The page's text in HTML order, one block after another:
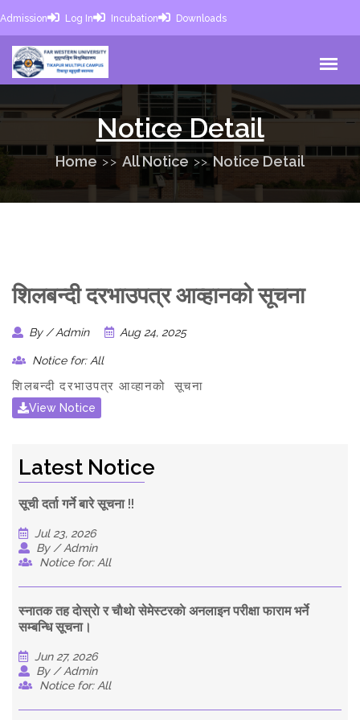
Admission Log In Incubation Downloads
Notice Detail
Home All Notice Notice Detail
शिलबन्दी दरभाउपत्र आव्हानको सूचना
By / Admin Aug 24, 2025
Notice for: All
शिलबन्दी दरभाउपत्र आव्हानको सूचना
View Notice
Latest Notice
सूची दर्ता गर्ने बारे सूचना !!
Jul 23, 2026
By / Admin
Notice for: All
स्नातक तह दाेस्राे र चाैथाे सेमेस्टरकाे अनलाइन परीक्षा फाराम भर्ने
सम्बन्धि सूचना।
Jun 27, 2026
By / Admin
Notice for: All